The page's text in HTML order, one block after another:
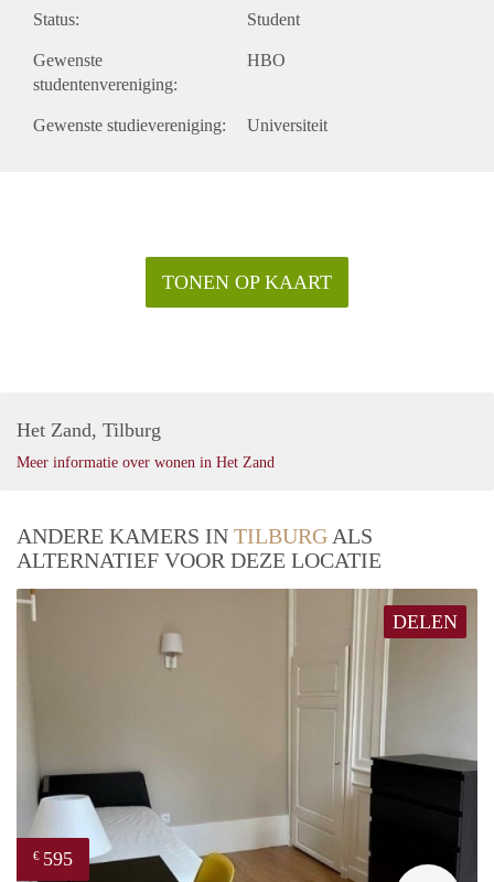
Status: Student
Gewenste
studentenvereniging:
HBO
Gewenste studievereniging: Universiteit
TONEN OP KAART
Het Zand, Tilburg
Meer informatie over wonen in Het Zand
ANDERE KAMERS IN TILBURG ALS
ALTERNATIEF VOOR DEZE LOCATIE
DELEN
€ 595